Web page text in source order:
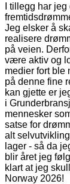
I tillegg har
Jeg elsker å
realisere
på veien.
være aktiv og
medier fort ble
på denne fine
kan gjette er
i
mennesker
satse for
alt
lager - så da
blir året jeg
klart at jeg
Norway 2026!